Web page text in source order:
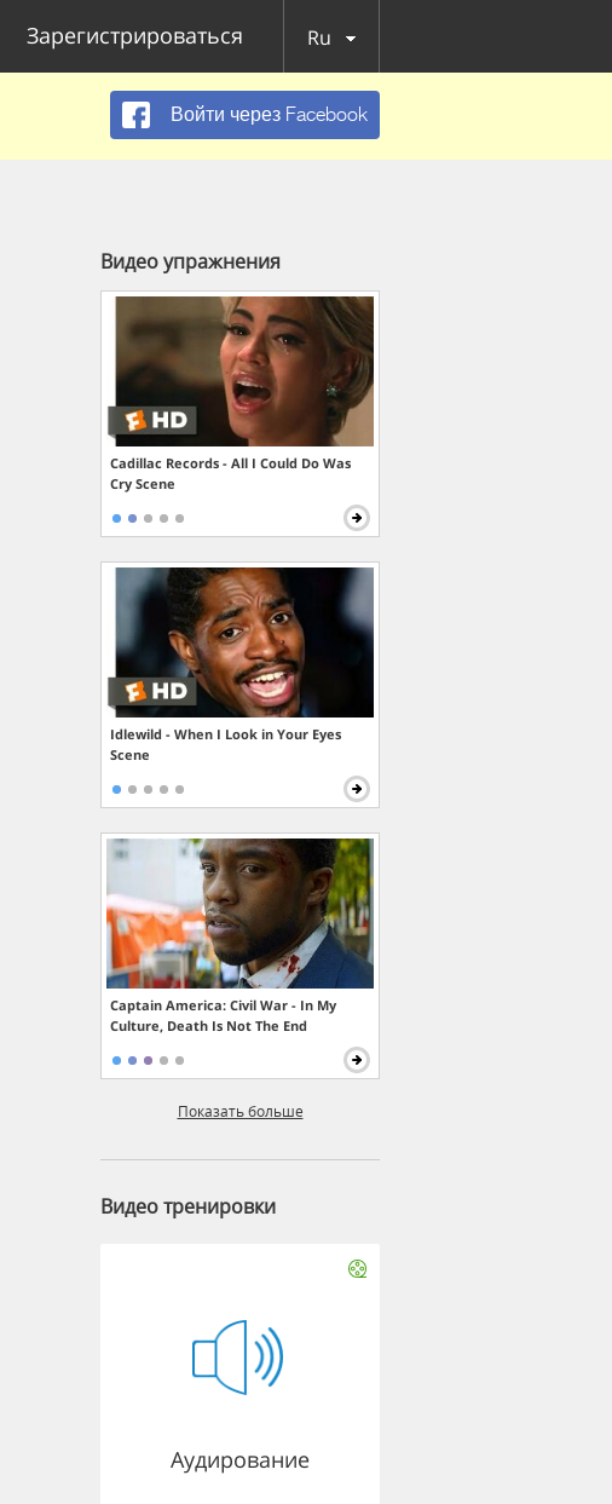
Зарегистрироваться Ru
Войти через Facebook
Видео упражнения
Cadillac Records - All I Could Do Was
Cry Scene
Idlewild - When I Look in Your Eyes
Scene
Captain America: Civil War - In My
Culture, Death Is Not The End
Показать больше
Видео тренировки
Аудирование